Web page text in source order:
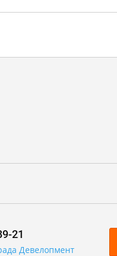
21
Девелопмент